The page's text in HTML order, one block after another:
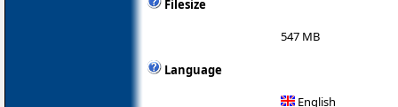
Filesize
547 MB
Language
English